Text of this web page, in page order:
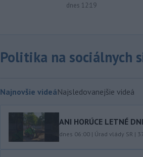
dnes 12:19
Politika na sociálnych
Najnovšie videáNajsledovanejšie videá
ANI HORÚCE LETNÉ
dnes 06:00 | Úrad vlády SR |